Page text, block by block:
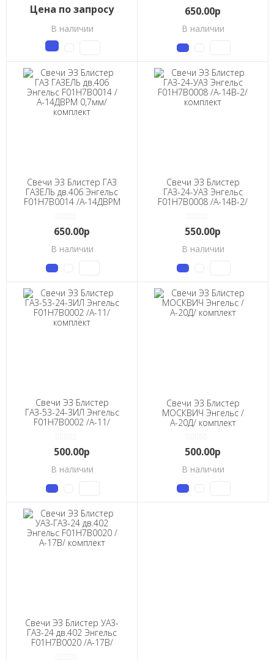
Цена по запросу
В наличии
650.00р
В наличии
Свечи ЭЗ Блистер ГАЗ
ГАЗЕЛЬ дв.406 Энгельс
F01H7B0014 /А-14ДВРМ
650.00р
В наличии
Свечи ЭЗ Блистер
ГАЗ-24-УАЗ Энгельс
F01H7B0008 /А-14В-2/
550.00р
В наличии
Свечи ЭЗ Блистер
ГАЗ-53-24-ЗИЛ Энгельс
F01H7B0002 /А-11/
500.00р
В наличии
Свечи ЭЗ Блистер
МОСКВИЧ Энгельс /
А-20Д/ комплект
500.00р
В наличии
Свечи ЭЗ Блистер УАЗ-
ГАЗ-24 дв.402 Энгельс
F01H7B0020 /А-17В/